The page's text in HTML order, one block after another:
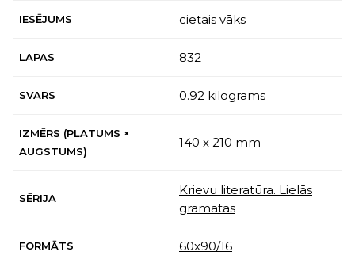
IESĒJUMS cietais vāks
LAPAS 832
SVARS 0.92 kilograms
IZMĒRS (PLATUMS ×
AUGSTUMS)
140 x 210 mm
SĒRIJA
Krievu literatūra. Lielās
grāmatas
FORMĀTS 60х90/16